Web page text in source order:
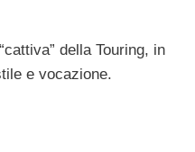
della Touring, in
e vocazione.